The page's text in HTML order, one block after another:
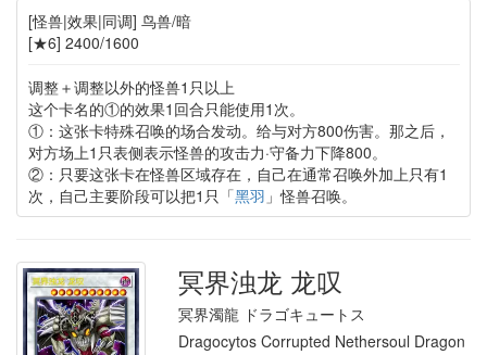
[怪兽|效果|同调] 鸟兽/暗
[★6] 2400/1600
调整＋调整以外的怪兽1只以上
这个卡名的①的效果1回合只能使用1次。
①：这张卡特殊召唤的场合发动。给与对方800伤害。那之后，
对方场上1只表侧表示怪兽的攻击力·守备力下降800。
②：只要这张卡在怪兽区域存在，自己在通常召唤外加上只有1
次，自己主要阶段可以把1只「黑羽 」怪兽召唤。
冥界浊龙 龙叹
冥界濁龍 ドラゴキュートス
Dragocytos Corrupted Nethersoul Dragon